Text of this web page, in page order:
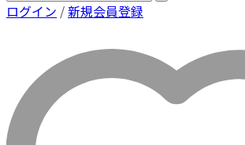
ログイン /新規会員登録